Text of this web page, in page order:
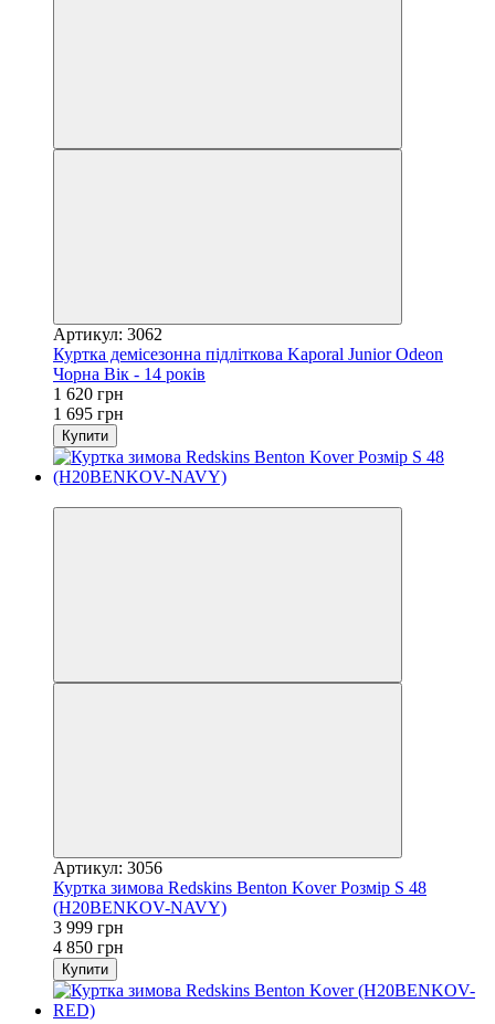
Артикул: 3062
Куртка демісезонна підліткова Kaporal Junior Odeon
Чорна Вік - 14 років
1 620 грн
1 695 грн
Купити
Артикул: 3056
Куртка зимова Redskins Benton Kover Розмір S 48
(H20BENKOV-NAVY)
3 999 грн
4 850 грн
Купити